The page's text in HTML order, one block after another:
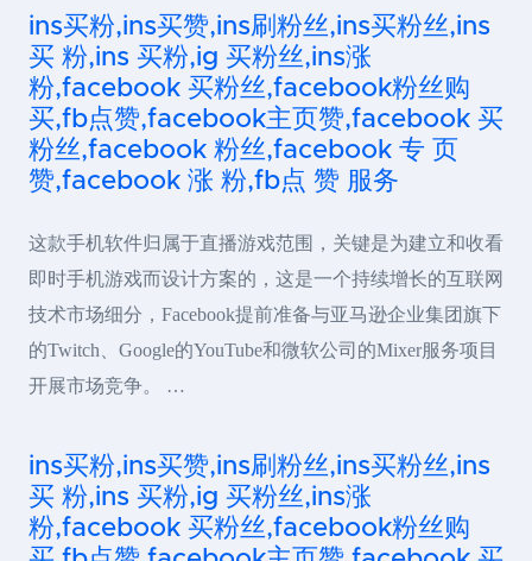
ins买粉,ins买赞,ins刷粉丝,ins买粉丝,ins
买 粉,ins 买粉,ig 买粉丝,ins涨
粉,facebook 买粉丝,facebook粉丝购
买,fb点赞,facebook主页赞,facebook 买
粉丝,facebook 粉丝,facebook 专 页
赞,facebook 涨 粉,fb点 赞 服务
这款手机软件归属于直播游戏范围，关键是为建立和收看
即时手机游戏而设计方案的，这是一个持续增长的互联网
技术市场细分，Facebook提前准备与亚马逊企业集团旗下
的Twitch、Google的YouTube和微软公司的Mixer服务项目
开展市场竞争。 …
ins买粉,ins买赞,ins刷粉丝,ins买粉丝,ins
买 粉,ins 买粉,ig 买粉丝,ins涨
粉,facebook 买粉丝,facebook粉丝购